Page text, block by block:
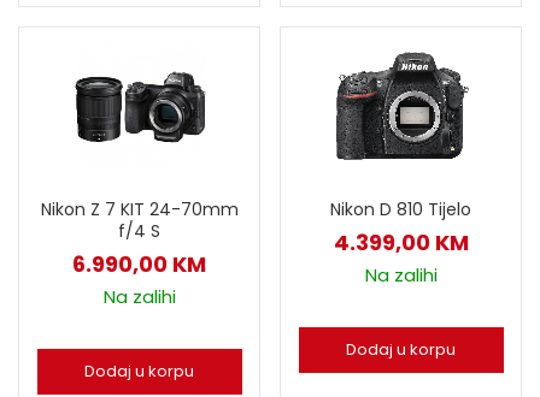
Nikon Z 7 KIT 24-70mm
f/4 S
6.990,00 KM
Na zalihi
Dodaj u korpu
Nikon D 810 Tijelo
4.399,00 KM
Na zalihi
Dodaj u korpu